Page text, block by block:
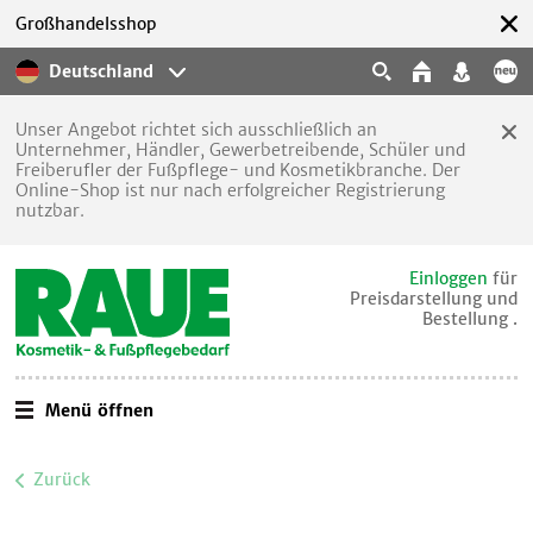
Deutschland
Großhandelsshop
Unser Angebot richtet sich ausschließlich an
Unternehmer, Händler, Gewerbetreibende, Schüler und
Freiberufler der Fußpflege- und Kosmetikbranche. Der
Online-Shop ist nur nach erfolgreicher Registrierung
nutzbar.
Einloggen für
Preisdarstellung und
Bestellung .
Menü öffnen
Zurück